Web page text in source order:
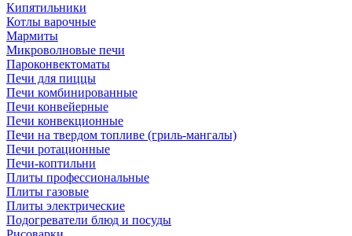
Кипятильники
Котлы варочные
Мармиты
Микроволновые печи
Пароконвектоматы
Печи для пиццы
Печи комбинированные
Печи конвейерные
Печи конвекционные
Печи на твердом топливе (гриль-мангалы)
Печи ротационные
Печи-коптильни
Плиты профессиональные
Плиты газовые
Плиты электрические
Подогреватели блюд и посуды